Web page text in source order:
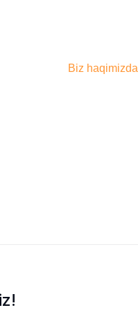
Biz haqimizda